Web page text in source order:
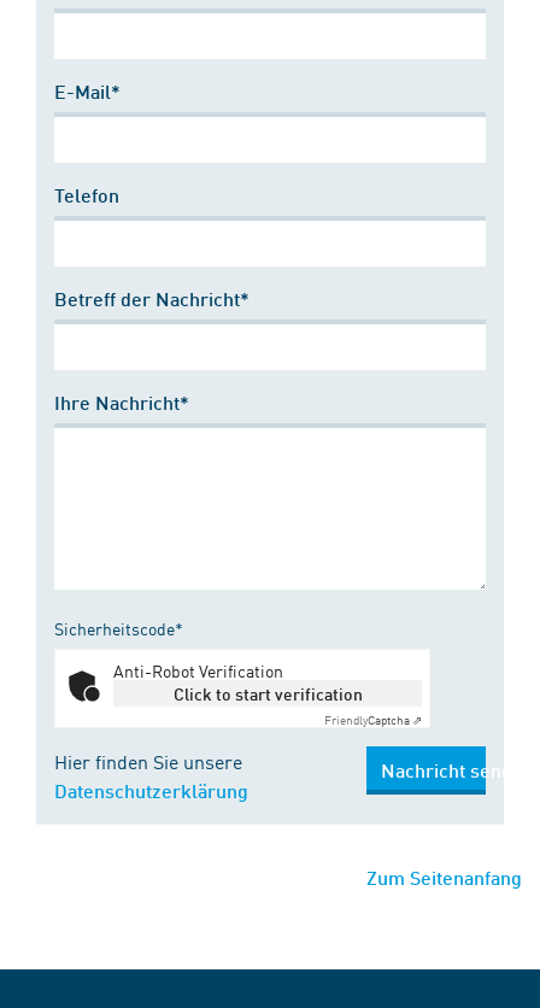
E-Mail*
Telefon
Betreff der Nachricht*
Ihre Nachricht*
Sicherheitscode*
Anti-Robot Verification
Click to start verification
FriendlyCaptcha ⇗
Hier finden Sie unsere
Datenschutzerklärung
Nachricht senden
Zum Seitenanfang